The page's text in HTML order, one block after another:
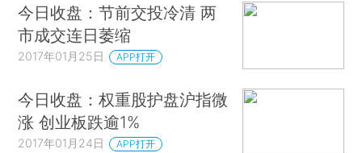
今日收盘：节前交投冷清 两
市成交连日萎缩
2017年01月25日 APP打开
今日收盘：权重股护盘沪指微
涨 创业板跌逾1%
2017年01月24日 APP打开